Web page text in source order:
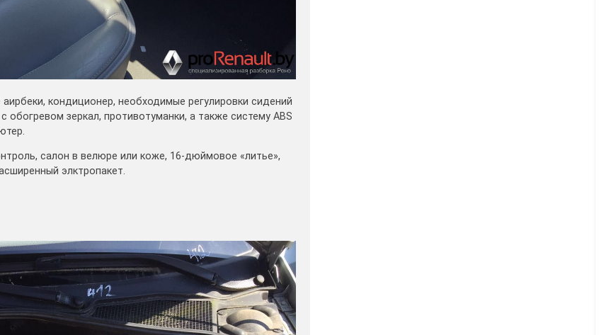
кондиционер, необходимые регулировки сидений
обогревом зеркал, противотуманки, а также систему ABS
салон в велюре или коже, 16-дюймовое «литье»,
элктропакет.